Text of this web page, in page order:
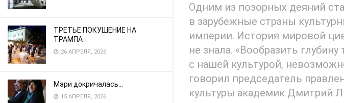
ТРЕТЬЕ ПОКУШЕНИЕ НА
ТРАМПА
26 АПРЕЛЯ, 2026
Мэри докричалась…
15 АПРЕЛЯ, 2026
Одним из позорных деяний
в зарубежные страны
империи. История мировой
не знала. «Вообразить
с нашей культурой,
говорил председатель
культуры академик Дмитрий